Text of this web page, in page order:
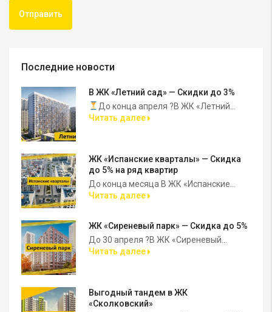
Последние новости
В ЖК «Летний сад» — Скидки до 3%
До конца апреля ?В ЖК «Летний...
Читать далее
ЖК «Испанские кварталы» — Скидка
до 5% на ряд квартир
До конца месяца В ЖК «Испанские...
Читать далее
ЖК «Сиреневый парк» — Скидка до 5%
До 30 апреля ?В ЖК «Сиреневый...
Читать далее
Выгодный тандем в ЖК
«Сколковский»